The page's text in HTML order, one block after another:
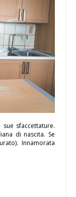
sfaccettature.
di nascita. Se
Innamorata